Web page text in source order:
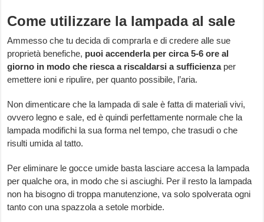
Come utilizzare la lampada al sale
Ammesso che tu decida di comprarla e di credere alle sue
proprietà benefiche, puoi accenderla per circa 5-6 ore al
giorno in modo che riesca a riscaldarsi a sufficienzaper
emettere ioni e ripulire, per quanto possibile, l’aria.
Non dimenticare che la lampada di sale è fatta di materiali vivi,
ovvero legno e sale, ed è quindi perfettamente normale che la
lampada modifichi la sua forma nel tempo, che trasudi o che
risulti umida al tatto.
Per eliminare le gocce umide basta lasciare accesa la lampada
per qualche ora, in modo che si asciughi. Per il resto la lampada
non ha bisogno di troppa manutenzione, va solo spolverata ogni
tanto con una spazzola a setole morbide.